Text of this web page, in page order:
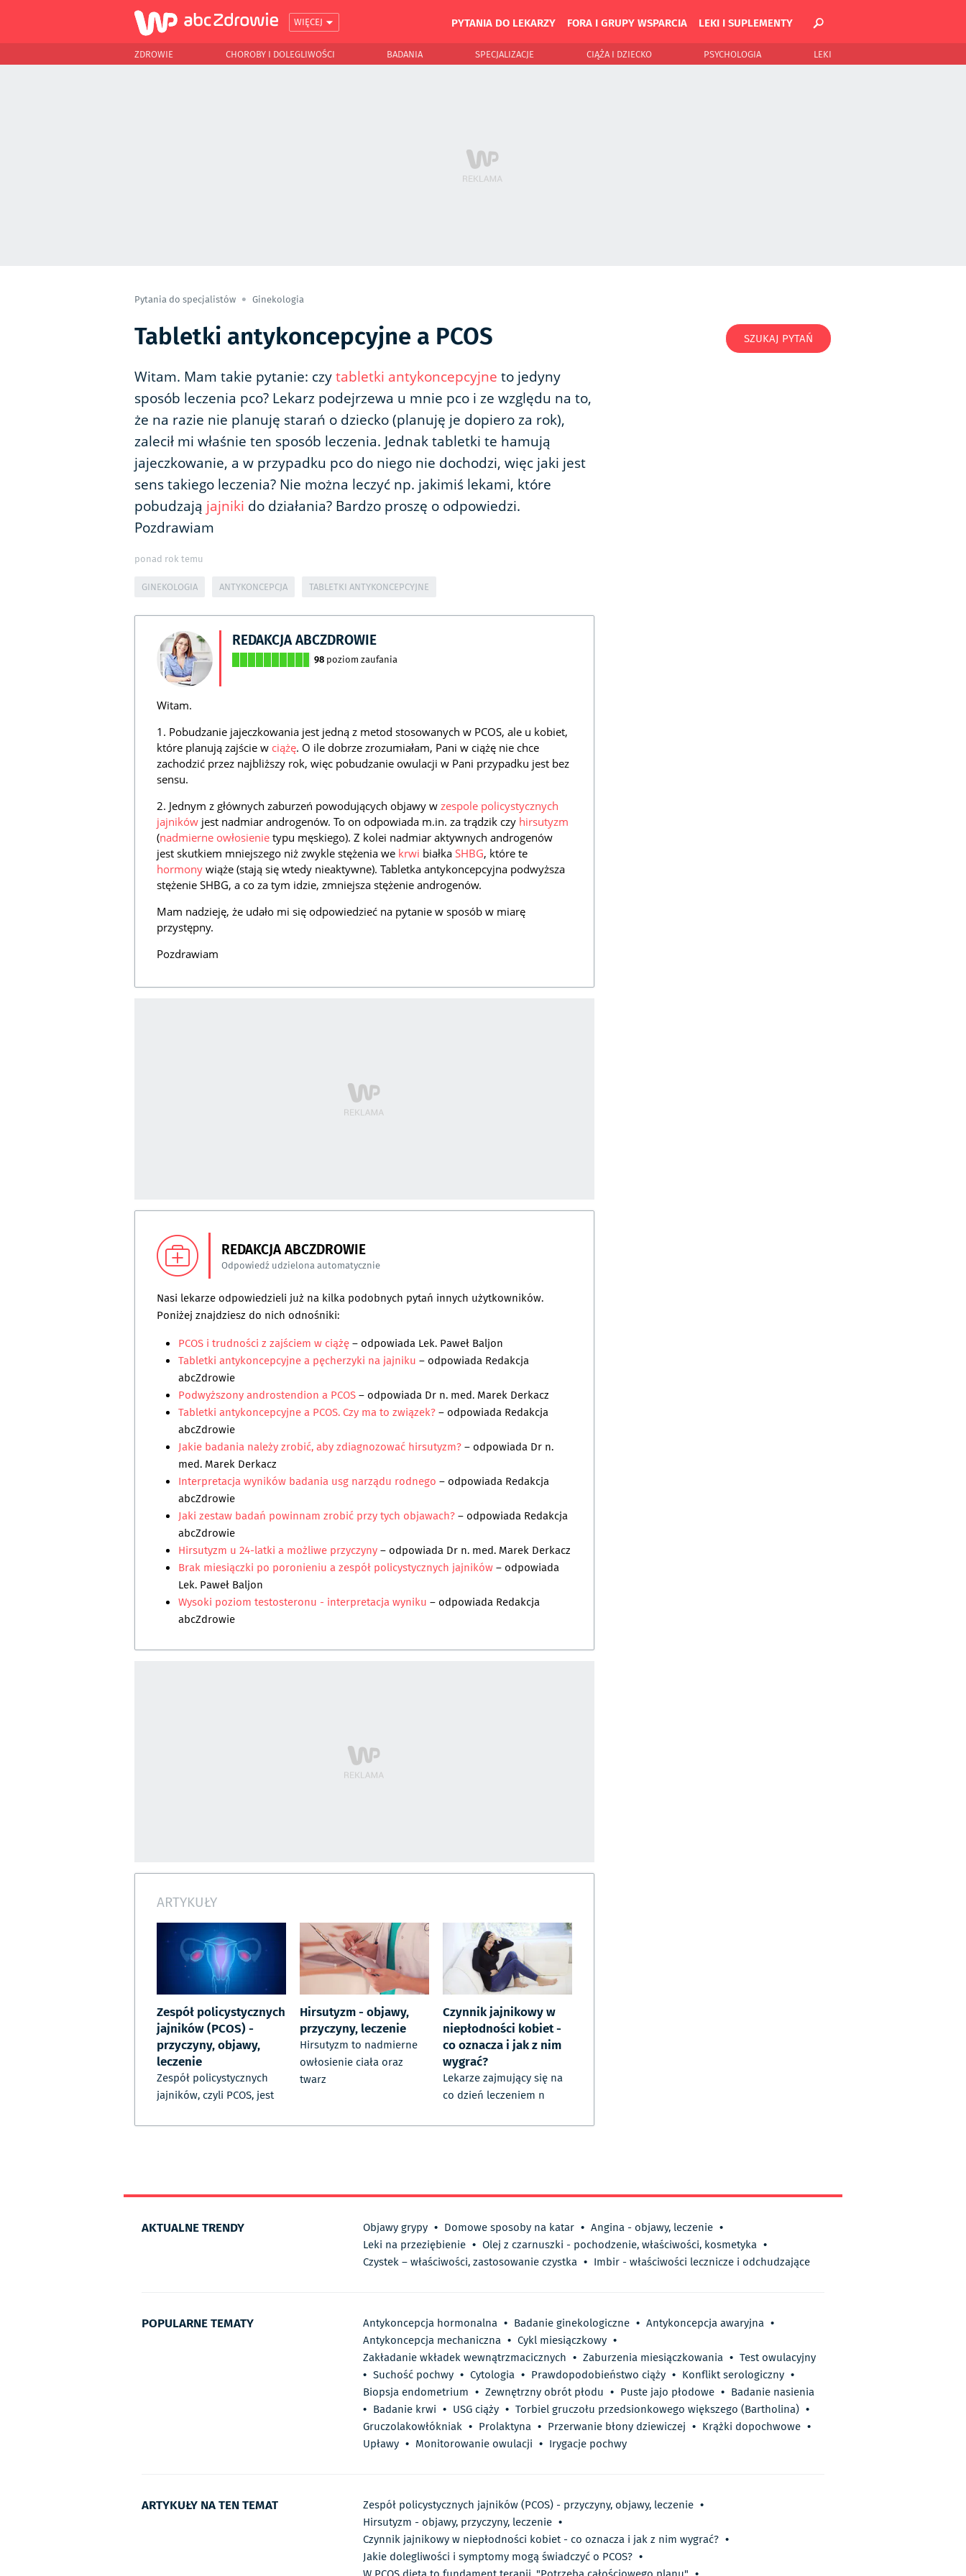
WIĘCEJ PYTANIA DO LEKARZY FORA I GRUPY WSPARCIA LEKI I SUPLEMENTY
ZDROWIE CHOROBY I DOLEGLIWOŚCI BADANIA SPECJALIZACJE CIĄŻA I DZIECKO PSYCHOLOGIA LEKI
Pytania do specjalistów Ginekologia
Tabletki antykoncepcyjne a PCOS
Witam. Mam takie pytanie: czytabletki antykoncepcyjne to jedyny
sposób leczenia pco? Lekarz podejrzewa u mnie pco i ze względu na to,
że na razie nie planuję starań o dziecko (planuję je dopiero za rok),
zalecił mi właśnie ten sposób leczenia. Jednak tabletki te hamują
jajeczkowanie, a w przypadku pco do niego nie dochodzi, więc jaki jest
sens takiego leczenia? Nie można leczyć np. jakimiś lekami, które
pobudzają jajniki do działania? Bardzo proszę o odpowiedzi.
Pozdrawiam
ponad rok temu
GINEKOLOGIA ANTYKONCEPCJA TABLETKI ANTYKONCEPCYJNE
REDAKCJA ABCZDROWIE
98 poziom zaufania
Witam.
1. Pobudzanie jajeczkowania jest jedną z metod stosowanych w PCOS, ale u kobiet,
które planują zajście w ciążę. O ile dobrze zrozumiałam, Pani w ciążę nie chce
zachodzić przez najbliższy rok, więc pobudzanie owulacji w Pani przypadku jest bez
sensu.
2. Jednym z głównych zaburzeń powodujących objawy w zespole policystycznych
jajników jest nadmiar androgenów. To on odpowiada m.in. za trądzik czy hirsutyzm
(nadmierne owłosienie typu męskiego). Z kolei nadmiar aktywnych androgenów
jest skutkiem mniejszego niż zwykle stężenia we krwi białka SHBG, które te
hormony wiąże (stają się wtedy nieaktywne). Tabletka antykoncepcyjna podwyższa
stężenie SHBG, a co za tym idzie, zmniejsza stężenie androgenów.
Mam nadzieję, że udało mi się odpowiedzieć na pytanie w sposób w miarę
przystępny.
Pozdrawiam
REDAKCJA ABCZDROWIE
Odpowiedź udzielona automatycznie
Nasi lekarze odpowiedzieli już na kilka podobnych pytań innych użytkowników.
Poniżej znajdziesz do nich odnośniki:
PCOS i trudności z zajściem w ciążę– odpowiada Lek. Paweł Baljon
Tabletki antykoncepcyjne a pęcherzyki na jajniku – odpowiada Redakcja
abcZdrowie
Podwyższony androstendion a PCOS– odpowiada Dr n. med. Marek Derkacz
Tabletki antykoncepcyjne a PCOS. Czy ma to związek?– odpowiada Redakcja
abcZdrowie
Jakie badania należy zrobić, aby zdiagnozować hirsutyzm?– odpowiada Dr n.
med. Marek Derkacz
Interpretacja wyników badania usg narządu rodnego – odpowiada Redakcja
abcZdrowie
Jaki zestaw badań powinnam zrobić przy tych objawach?– odpowiada Redakcja
abcZdrowie
Hirsutyzm u 24-latki a możliwe przyczyny– odpowiada Dr n. med. Marek Derkacz
Brak miesiączki po poronieniu a zespół policystycznych jajników– odpowiada
Lek. Paweł Baljon
Wysoki poziom testosteronu - interpretacja wyniku – odpowiada Redakcja
abcZdrowie
ARTYKUŁY
Zespół policystycznych
jajników (PCOS) -
przyczyny, objawy,
leczenie
Zespół policystycznych
jajników, czyli PCOS, jest
Hirsutyzm - objawy,
przyczyny, leczenie
Hirsutyzm to nadmierne
owłosienie ciała oraz
twarz
Czynnik jajnikowy w
niepłodności kobiet -
co oznacza i jak z nim
wygrać?
Lekarze zajmujący się na
co dzień leczeniem n
SZUKAJ PYTAŃ
AKTUALNE TRENDY Objawy grypy • Domowe sposoby na katar • Angina - objawy, leczenie •
Leki na przeziębienie • Olej z czarnuszki - pochodzenie, właściwości, kosmetyka •
Czystek – właściwości, zastosowanie czystka • Imbir - właściwości lecznicze i odchudzające
POPULARNE TEMATY Antykoncepcja hormonalna • Badanie ginekologiczne • Antykoncepcja awaryjna •
Antykoncepcja mechaniczna • Cykl miesiączkowy •
Zakładanie wkładek wewnątrzmacicznych • Zaburzenia miesiączkowania • Test owulacyjny
• Suchość pochwy • Cytologia • Prawdopodobieństwo ciąży • Konflikt serologiczny •
Biopsja endometrium • Zewnętrzny obrót płodu • Puste jajo płodowe • Badanie nasienia
• Badanie krwi • USG ciąży • Torbiel gruczołu przedsionkowego większego (Bartholina) •
Gruczolakowłókniak • Prolaktyna • Przerwanie błony dziewiczej • Krążki dopochwowe •
Upławy • Monitorowanie owulacji • Irygacje pochwy
ARTYKUŁY NA TEN TEMAT Zespół policystycznych jajników (PCOS) - przyczyny, objawy, leczenie •
Hirsutyzm - objawy, przyczyny, leczenie •
Czynnik jajnikowy w niepłodności kobiet - co oznacza i jak z nim wygrać? •
Jakie dolegliwości i symptomy mogą świadczyć o PCOS? •